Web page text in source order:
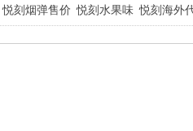
悦刻烟弹售价 悦刻水果味 悦刻海外